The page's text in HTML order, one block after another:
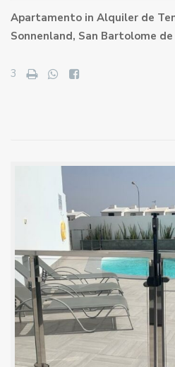
Apartamento in Alquiler de
Sonnenland, San Bartolome
3